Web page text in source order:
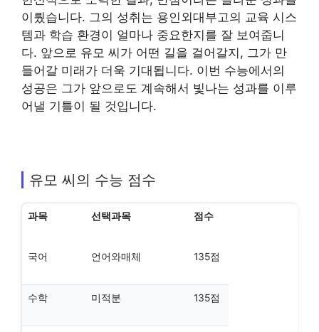
이뤘습니다. 그의 성취는 용인외대부고의 교육 시스
템과 학습 환경이 얼마나 중요한지를 잘 보여줍니
다. 앞으로 유모 씨가 어떤 길을 걸어갈지, 그가 만
들어갈 미래가 더욱 기대됩니다. 이번 수능에서의
성공은 그가 앞으로도 계속해서 빛나는 성과를 이루
어낼 기틀이 될 것입니다.
유모 씨의 수능 점수
과목 선택과목 점수
국어 언어와매체 135점
수학 미적분 135점